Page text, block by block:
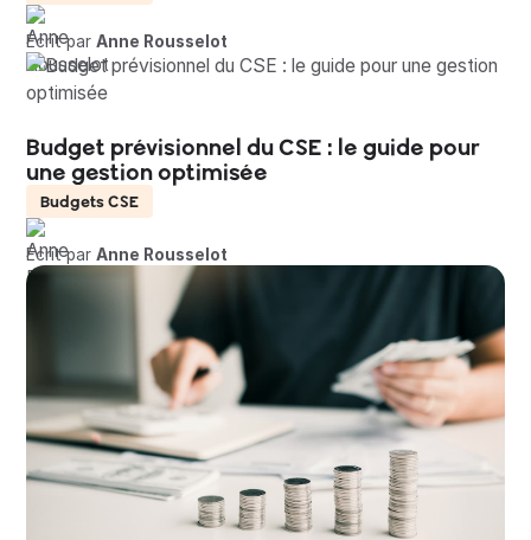
Écrit parAnne Rousselot
Budget prévisionnel du CSE : le guide pour
une gestion optimisée
Budgets CSE
Écrit parAnne Rousselot